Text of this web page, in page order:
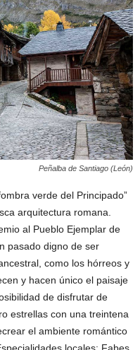
Peñalba de Santiago (León)
verde del Principado”
arquitectura romana.
al Pueblo Ejemplar de
pasado digno de ser
como los hórreos y
y hacen único el paisaje
de disfrutar de
estrellas con una treintena
el ambiente romántico
locales: Fabes,